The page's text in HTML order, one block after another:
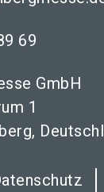
69
GmbH
1